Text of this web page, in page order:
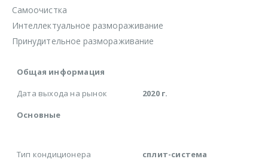
Самоочистка
Интеллектуальное размораживание
Принудительное размораживание
Общая информация
Дата выхода на рынок
2020 г.
Основные
Тип кондиционера сплит-система